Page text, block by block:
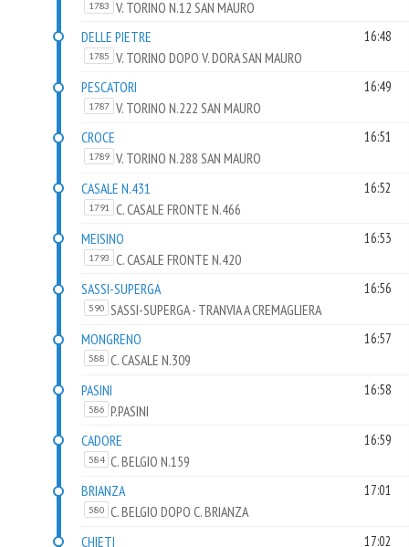
1783 V. TORINO N.12 SAN MAURO
DELLE PIETRE
1785 V. TORINO DOPO V. DORA SAN MAURO
16:48
PESCATORI
1787 V. TORINO N.222 SAN MAURO
16:49
CROCE
1789 V. TORINO N.288 SAN MAURO
16:51
CASALE N.431
1791 C. CASALE FRONTE N.466
16:52
MEISINO
1793 C. CASALE FRONTE N.420
16:53
SASSI-SUPERGA
590 SASSI-SUPERGA - TRANVIA A CREMAGLIERA
16:56
MONGRENO
588 C. CASALE N.309
16:57
PASINI
586 P.PASINI
16:58
CADORE
584 C. BELGIO N.159
16:59
BRIANZA
580 C. BELGIO DOPO C. BRIANZA
17:01
CHIETI 17:02